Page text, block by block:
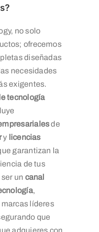
no solo
ofrecemos
diseñadas
necesidades
exigentes.
tecnología
de
y licencias
garantizan la
de tus
un canal
,
líderes
que
adquieres con